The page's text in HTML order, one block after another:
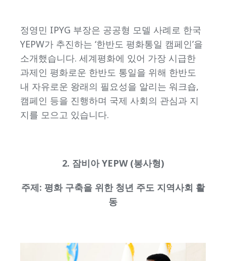
정영민 IPYG 부장은 공공형 모델 사례로 한국
YEPW가 추진하는 ‘한반도 평화통일 캠페인’을
소개했습니다. 세계평화에 있어 가장 시급한
과제인 평화로운 한반도 통일을 위해 한반도
내 자유로운 왕래의 필요성을 알리는 워크숍,
캠페인 등을 진행하며 국제 사회의 관심과 지
지를 모으고 있습니다.
2. 잠비아 YEPW (봉사형)
주제: 평화 구축을 위한 청년 주도 지역사회 활
동